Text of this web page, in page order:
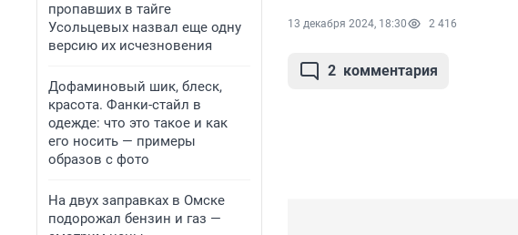
пропавших в тайге
Усольцевых назвал еще одну
версию их исчезновения
Дофаминовый шик, блеск,
красота. Фанки-стайл в
одежде: что это такое и как
его носить — примеры
образов с фото
На двух заправках в Омске
подорожал бензин и газ —
13 декабря 2024, 18:30 2 416
2 комментария